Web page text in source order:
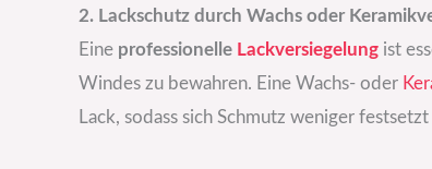
2. Lackschutz durch Wachs oder
Eine professionelle Lackversiegelung ist
Windes zu bewahren. Eine Wachs- oder
Lack, sodass sich Schmutz weniger